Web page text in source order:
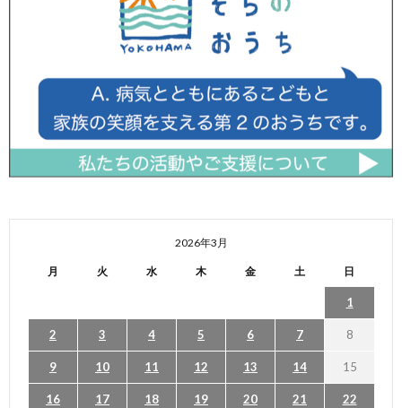
2026年3月
月 火 水 木 金 土 日
1
2 3 4 5 6 7 8
9 10 11 12 13 14 15
16 17 18 19 20 21 22